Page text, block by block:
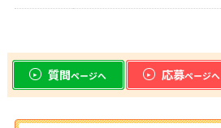
質問ページへ 応募ページへ